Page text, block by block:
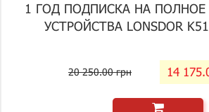
1 ГОД ПОДПИСКА НА
УСТРОЙСТВА LONSDOR
20 250.00 грн 14